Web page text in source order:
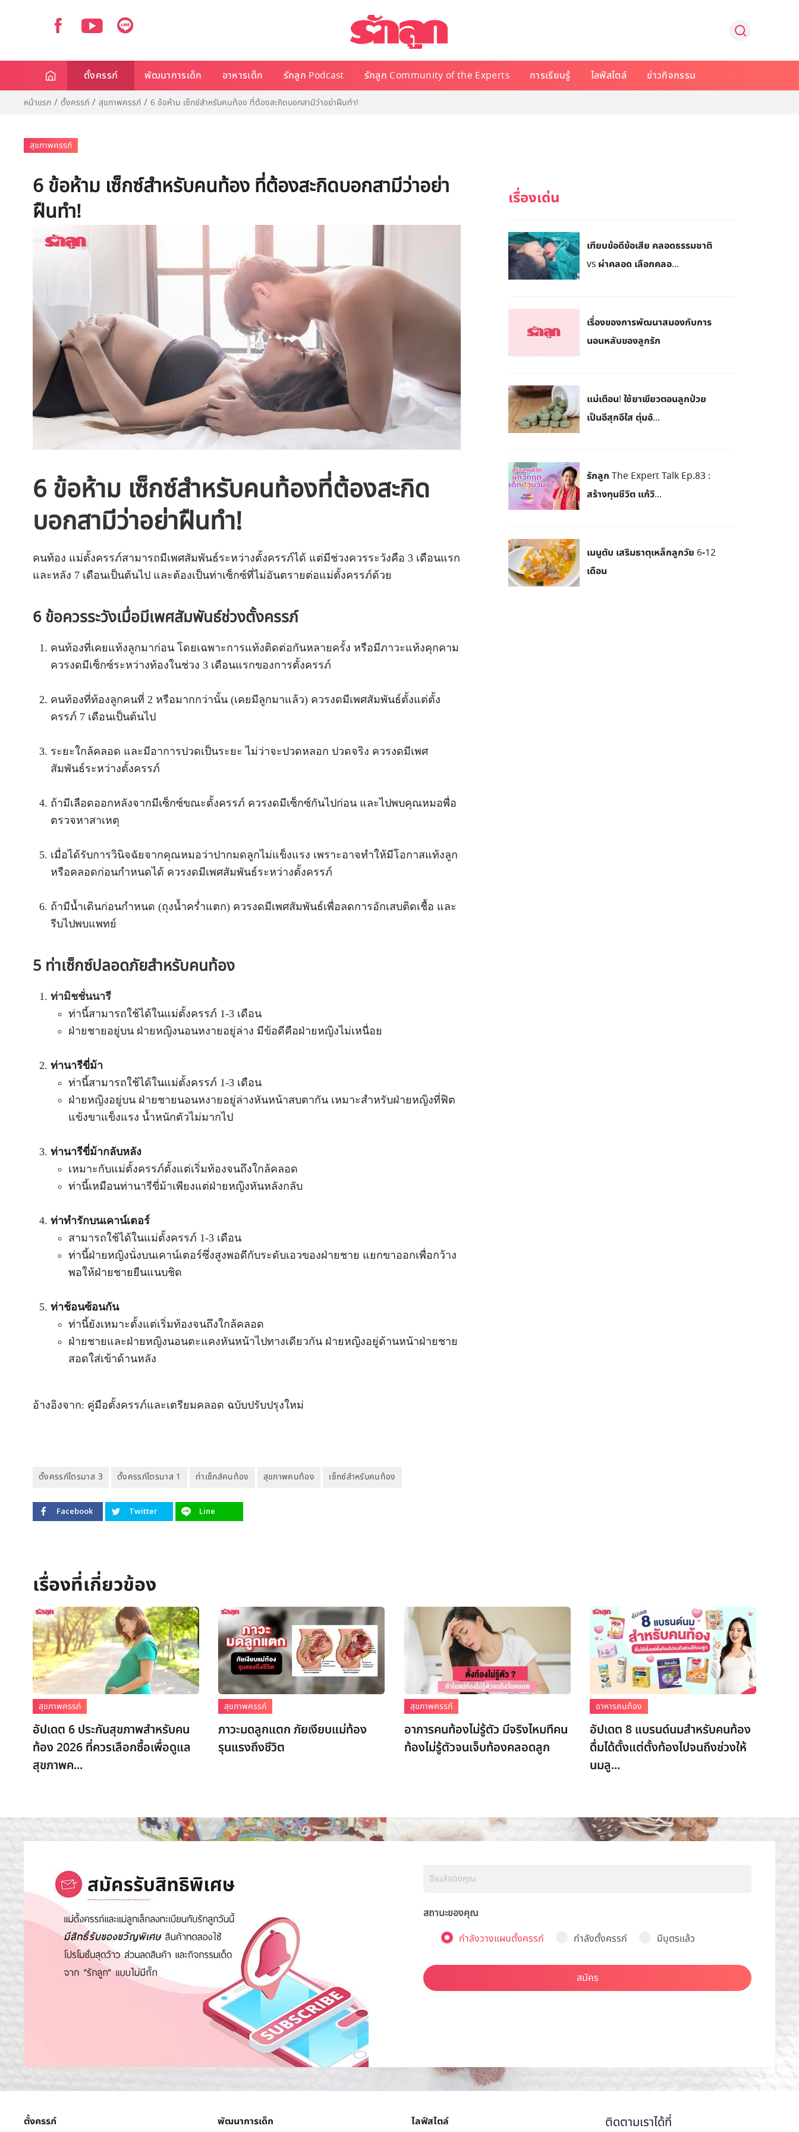
ตั้งครรภ์ พัฒนาการเด็ก อาหารเด็ก รักลูก Podcast รักลูก Community of the Experts การเรียนรู้ ไลฟ์สไตล์ ข่าวกิจกรรม
หน้าแรก ตั้งครรภ์ สุขภาพครรภ์ 6 ข้อห้าม เซ็กซ์สำหรับคนท้อง ที่ต้องสะกิดบอกสามีว่าอย่าฝืนทำ!
สุขภาพครรภ์
6 ข้อห้าม เซ็กซ์สำหรับคนท้อง ที่ต้องสะกิดบอกสามีว่าอย่า
ฝืนทำ!
6 ข้อห้าม เซ็กซ์สำหรับคนท้องที่ต้องสะกิด
บอกสามีว่าอย่าฝืนทำ!
คนท้อง แม่ตั้งครรภ์สามารถมีเพศสัมพันธ์ระหว่างตั้งครรภ์ได้ แต่มีช่วงควรระวังคือ 3 เดือนแรก
และหลัง 7 เดือนเป็นต้นไป และต้องเป็นท่าเซ็กซ์ที่ไม่อันตรายต่อแม่ตั้งครรภ์ด้วย
6 ข้อควรระวังเมื่อมีเพศสัมพันธ์ช่วงตั้งครรภ์
คนท้องที่เคยแท้งลูกมาก่อน โดยเฉพาะการแท้งติดต่อกันหลายครั้ง หรือมีภาวะแท้งคุกคาม
ควรงดมีเซ็กซ์ระหว่างท้องในช่วง 3 เดือนแรกของการตั้งครรภ์
คนท้องที่ท้องลูกคนที่ 2 หรือมากกว่านั้น (เคยมีลูกมาแล้ว) ควรงดมีเพศสัมพันธ์ตั้งแต่ตั้ง
ครรภ์ 7 เดือนเป็นต้นไป
ระยะใกล้คลอด และมีอาการปวดเป็นระยะ ไม่ว่าจะปวดหลอก ปวดจริง ควรงดมีเพศ
สัมพันธ์ระหว่างตั้งครรภ์
ถ้ามีเลือดออกหลังจากมีเซ็กซ์ขณะตั้งครรภ์ ควรงดมีเซ็กซ์กันไปก่อน และไปพบคุณหมอพื่อ
ตรวจหาสาเหตุ
เมื่อได้รับการวินิจฉัยจากคุณหมอว่าปากมดลูกไม่แข็งแรง เพราะอาจทำให้มีโอกาสแท้งลูก
หรือคลอดก่อนกำหนดได้ ควรงดมีเพศสัมพันธ์ระหว่างตั้งครรภ์
ถ้ามีน้ำเดินก่อนกำหนด (ถุงน้ำคร่ำแตก) ควรงดมีเพศสัมพันธ์เพื่อลดการอักเสบติดเชื้อ และ
รีบไปพบแพทย์
5 ท่าเซ็กซ์ปลอดภัยสำหรับคนท้อง
ท่ามิชชั่นนารี
ท่านี้สามารถใช้ได้ในแม่ตั้งครรภ์ 1-3 เดือน
ฝ่ายชายอยู่บน ฝ่ายหญิงนอนหงายอยู่ล่าง มีข้อดีคือฝ่ายหญิงไม่เหนื่อย
ท่านารีขี่ม้า
ท่านี้สามารถใช้ได้ในแม่ตั้งครรภ์ 1-3 เดือน
ฝ่ายหญิงอยู่บน ฝ่ายชายนอนหงายอยู่ล่างหันหน้าสบตากัน เหมาะสำหรับฝ่ายหญิงที่ฟิต
แข้งขาแข็งแรง น้ำหนักตัวไม่มากไป
ท่านารีขี่ม้ากลับหลัง
เหมาะกับแม่ตั้งครรภ์ตั้งแต่เริ่มท้องจนถึงใกล้คลอด
ท่านี้เหมือนท่านารีขี่ม้าเพียงแต่ฝ่ายหญิงหันหลังกลับ
ท่าทำรักบนเคาน์เตอร์
สามารถใช้ได้ในแม่ตั้งครรภ์ 1-3 เดือน
ท่านี้ฝ่ายหญิงนั่งบนเคาน์เตอร์ซึ่งสูงพอดีกับระดับเอวของฝ่ายชาย แยกขาออกเพื่อกว้าง
พอให้ฝ่ายชายยืนแนบชิด
ท่าช้อนซ้อนกัน
ท่านี้ยังเหมาะตั้งแต่เริ่มท้องจนถึงใกล้คลอด
ฝ่ายชายและฝ่ายหญิงนอนตะแคงหันหน้าไปทางเดียวกัน ฝ่ายหญิงอยู่ด้านหน้าฝ่ายชาย
สอดใส่เข้าด้านหลัง
อ้างอิงจาก: คู่มือตั้งครรภ์และเตรียมคลอด ฉบับปรับปรุงใหม่
ตั้งครรภ์ไตรมาส 3 ตั้งครรภ์ไตรมาส 1 ท่าเซ็กส์คนท้อง สุขภาพคนท้อง เซ็กซ์สำหรับคนท้อง
Facebook Twitter Line
เทียบข้อดีข้อเสีย คลอดธรรมชาติ
vs ผ่าคลอด เลือกคลอ...
เรื่องของการพัฒนาสมองกับการ
นอนหลับของลูกรัก
แม่เตือน! ใช้ยาเขียวตอนลูกป่วย
เป็นอีสุกอีใส ตุ่มอั...
รักลูก The Expert Talk Ep.83 :
สร้างทุนชีวิต แก้วิ...
เมนูตับ เสริมธาตุเหล็กลูกวัย 6-12
เดือน
สุขภาพครรภ์
อัปเดต 6 ประกันสุขภาพสำหรับคน
ท้อง 2026 ที่ควรเลือกซื้อเพื่อดูแล
สุขภาพค...
สุขภาพครรภ์
ภาวะมดลูกแตก ภัยเงียบแม่ท้อง
รุนแรงถึงชีวิต
สุขภาพครรภ์
อาการคนท้องไม่รู้ตัว มีจริงไหมทีคน
ท้องไม่รู้ตัวจนเจ็บท้องคลอดลูก
อาหารคนท้อง
อัปเดต 8 แบรนด์นมสำหรับคนท้อง
ดื่มได้ตั้งแต่ตั้งท้องไปจนถึงช่วงให้
นมลู...
สถานะของคุณ
กำลังวางแผนตั้งครรภ์
กำลังตั้งครรภ์ มีบุตรแล้ว
สมัคร
ตั้งครรภ์ พัฒนาการเด็ก ไลฟ์สไตล์ ติดตามเราได้ที่